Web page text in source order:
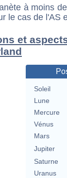
à moins
le cas de l'AS
et
Soleil
Lune
Mercure
Vénus
Mars
Jupiter
Saturne
Uranus